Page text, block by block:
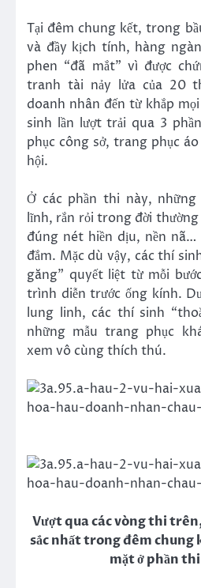
Tại đêm chung kết, trong
và đầy kịch tính, hàng
phen “đã mắt” vì được
tranh tài nảy lửa của 20
doanh nhân đến từ khắp
sinh lần lượt trải qua 3
phục công sở, trang phục
hội.
Ở các phần thi này,
lĩnh, rắn rỏi trong đời thường
đúng nét hiền dịu, nền nã…
đắm. Mặc dù vậy, các thí
găng” quyết liệt từ mỗi
trình diễn trước ống kính.
lung linh, các thí sinh
những mẫu trang phục
xem vô cùng thích thú.
Vượt qua các vòng thi
sắc nhất trong đêm chung
mặt ở phần